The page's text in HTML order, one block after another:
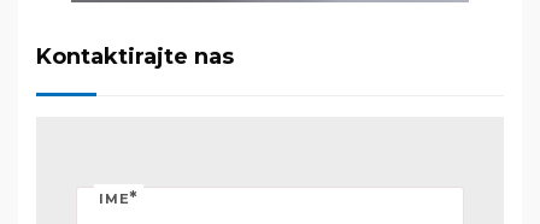
Kontaktirajte nas
IME*